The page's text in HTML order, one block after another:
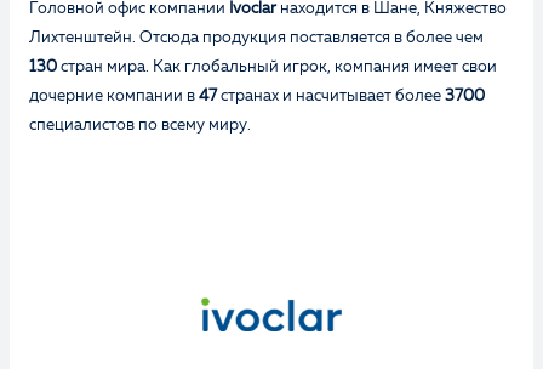
Головной офис компании Ivoclarнаходится в Шане, Княжество
Лихтенштейн. Отсюда продукция поставляется в более чем
130 стран мира. Как глобальный игрок, компания имеет свои
дочерние компании в 47 странах и насчитывает более 3700
специалистов по всему миру.